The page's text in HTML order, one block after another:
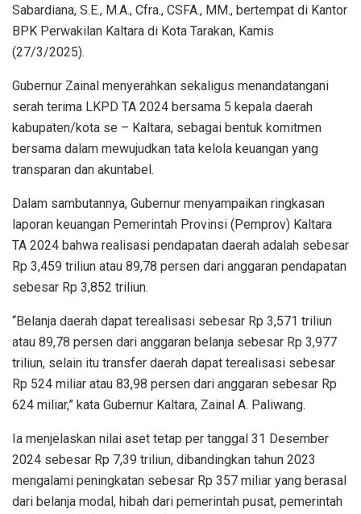
Sabardiana, S.E., M.A., Cfra., CSFA., MM., bertempat di Kantor
BPK Perwakilan Kaltara di Kota Tarakan, Kamis
(27/3/2025).
Gubernur Zainal menyerahkan sekaligus menandatangani
serah terima LKPD TA 2024 bersama 5 kepala daerah
kabupaten/kota se – Kaltara, sebagai bentuk komitmen
bersama dalam mewujudkan tata kelola keuangan yang
transparan dan akuntabel.
Dalam sambutannya, Gubernur menyampaikan ringkasan
laporan keuangan Pemerintah Provinsi (Pemprov) Kaltara
TA 2024 bahwa realisasi pendapatan daerah adalah sebesar
Rp 3,459 triliun atau 89,78 persen dari anggaran pendapatan
sebesar Rp 3,852 triliun.
“Belanja daerah dapat terealisasi sebesar Rp 3,571 triliun
atau 89,78 persen dari anggaran belanja sebesar Rp 3,977
triliun, selain itu transfer daerah dapat terealisasi sebesar
Rp 524 miliar atau 83,98 persen dari anggaran sebesar Rp
624 miliar,” kata Gubernur Kaltara, Zainal A. Paliwang.
Ia menjelaskan nilai aset tetap per tanggal 31 Desember
2024 sebesar Rp 7,39 triliun, dibandingkan tahun 2023
mengalami peningkatan sebesar Rp 357 miliar yang berasal
dari belanja modal, hibah dari pemerintah pusat, pemerintah